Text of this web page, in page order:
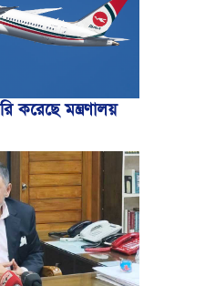
করেছে মন্ত্রণালয়